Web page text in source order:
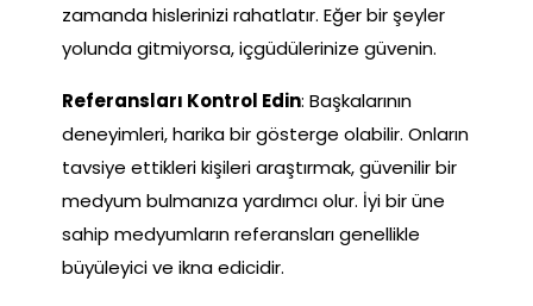
zamanda hislerinizi rahatlatır. Eğer bir şeyler
yolunda gitmiyorsa, içgüdülerinize güvenin.
Referansları Kontrol Edin: Başkalarının
deneyimleri, harika bir gösterge olabilir. Onların
tavsiye ettikleri kişileri araştırmak, güvenilir bir
medyum bulmanıza yardımcı olur. İyi bir üne
sahip medyumların referansları genellikle
büyüleyici ve ikna edicidir.